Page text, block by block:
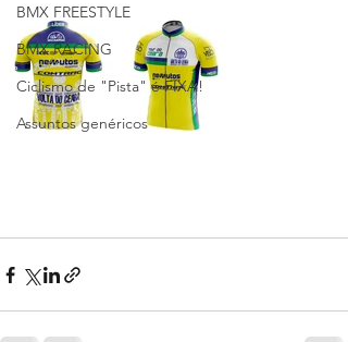
BMX FREESTYLE
BMX RACING
Ciclismo de "Pista" é FIXA!
Assuntos genéricos